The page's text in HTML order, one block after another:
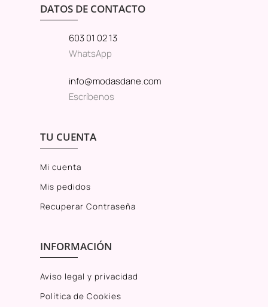
DATOS DE CONTACTO
603 01 02 13
WhatsApp
info@modasdane.com
Escríbenos
TU CUENTA
Mi cuenta
Mis pedidos
Recuperar Contraseña
INFORMACIÓN
Aviso legal y privacidad
Política de Cookies